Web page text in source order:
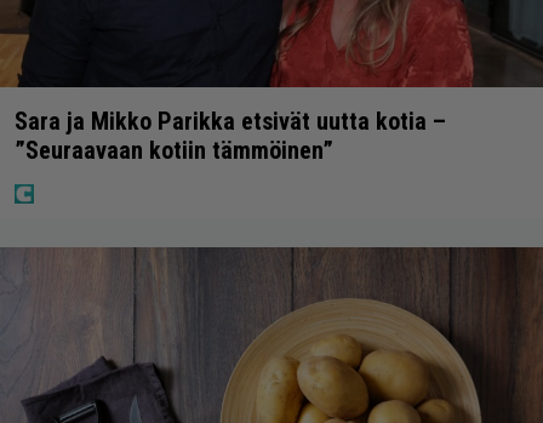
Sara ja Mikko Parikka etsivät uutta kotia –
”Seuraavaan kotiin tämmöinen”